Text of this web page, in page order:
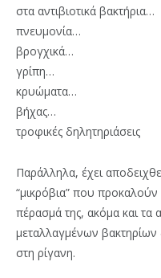
στα αντιβιοτικά βακτήρια…
πνευμονία…
βρογχικά…
γρίπη…
κρυώματα…
βήχας…
τροφικές δηλητηριάσεις
Παράλληλα, έχει
“μικρόβια” που
πέρασμά της, ακόμα και τα
μεταλλαγμένων
στη ρίγανη.